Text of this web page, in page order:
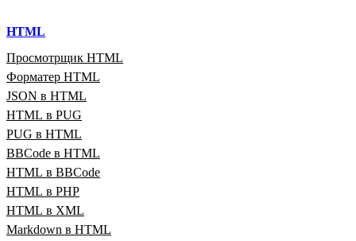
HTML
Просмотрщик HTML
Форматер HTML
JSON в HTML
HTML в PUG
PUG в HTML
BBCode в HTML
HTML в BBCode
HTML в PHP
HTML в XML
Markdown в HTML